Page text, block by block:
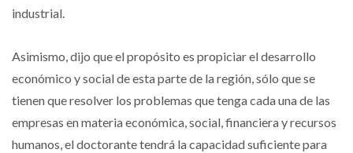
industrial.
Asimismo, dijo que el propósito es propiciar el desarrollo
económico y social de esta parte de la región, sólo que se
tienen que resolver los problemas que tenga cada una de las
empresas en materia económica, social, financiera y recursos
humanos, el doctorante tendrá la capacidad suficiente para